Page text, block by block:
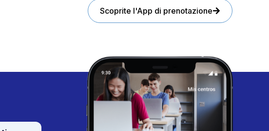
Scoprite l'App di prenotazione